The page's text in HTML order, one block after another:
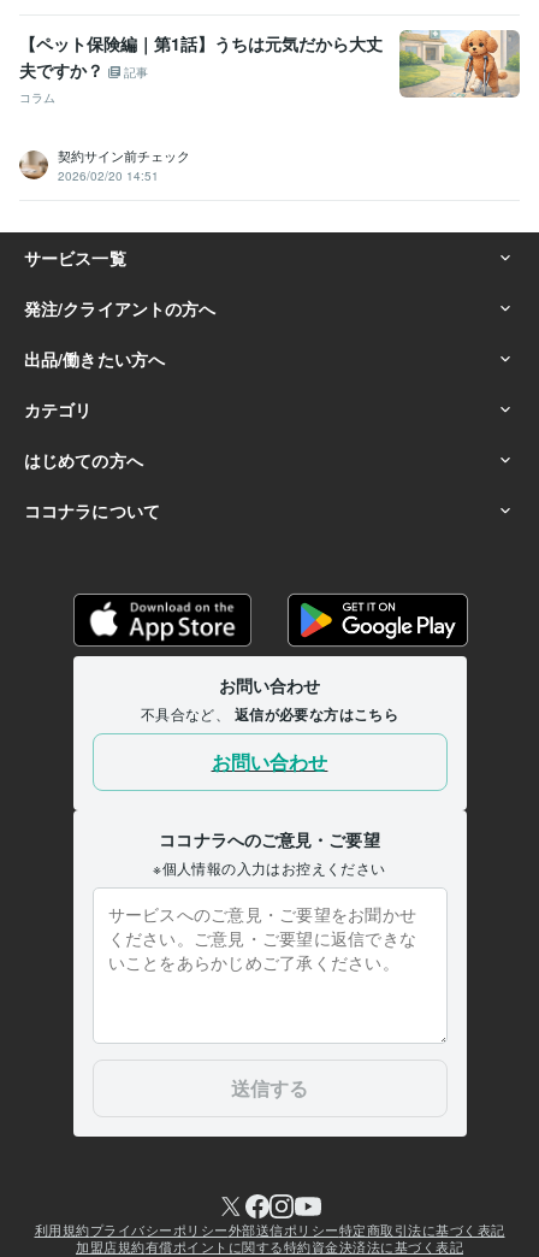
【ペット保険編｜第1話】うちは元気だから大丈
夫ですか？
記事
コラム
契約サイン前チェック
2026/02/20 14:51